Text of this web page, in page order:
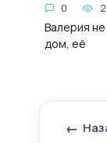
0
Валерия
дом, её